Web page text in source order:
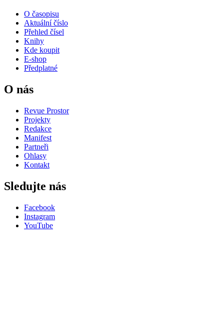
O časopisu
Aktuální číslo
Přehled čísel
Knihy
Kde koupit
E-shop
Předplatné
O nás
Revue Prostor
Projekty
Redakce
Manifest
Partneři
Ohlasy
Kontakt
Sledujte nás
Facebook
Instagram
YouTube